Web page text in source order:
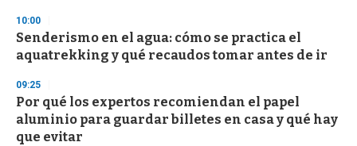
10:00
Senderismo en el agua: cómo se practica el
aquatrekking y qué recaudos tomar antes de ir
09:25
Por qué los expertos recomiendan el papel
aluminio para guardar billetes en casa y qué hay
que evitar